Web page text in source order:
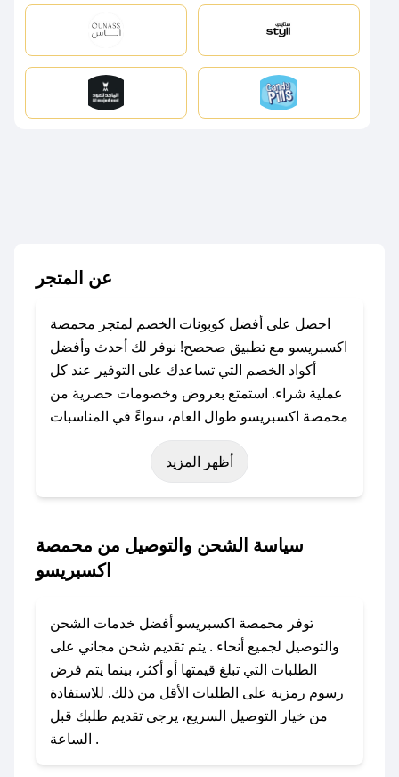
عن المتجر
احصل على أفضل كوبونات الخصم لمتجر محمصة
اكسبريسو مع تطبيق صحصح! نوفر لك أحدث وأفضل
أكواد الخصم التي تساعدك على التوفير عند كل
عملية شراء. استمتع بعروض وخصومات حصرية من
محمصة اكسبريسو طوال العام، سواءً في المناسبات
مثل عيد الفطر، عيد الأضحى، الجمعة البيضاء (شهر
نوفمبر)، رمضان، اليوم الوطني، يوم التأسيس، أو
حتى عروض خاصة أخرى.
اكسبريسو؟
باستخدام تطبيق صحصح، يمكنك العثور بسهولة على
الكوبون، تواصل معنا عبر تويتر أو البريد الإلكتروني
لإضافته بسرعة.
### كيفية استخدام كود خصم محمصة اكسبريسو؟
1. انسخ كود الخصم من تطبيق صحصح.
2. الصقه في خانة الدفع عند التسوق من محمصة
اكسبريسو.
أظهر المزيد
سياسة الشحن والتوصيل من محمصة
اكسبريسو
توفر محمصة اكسبريسو أفضل خدمات الشحن
والتوصيل لجميع أنحاء . يتم تقديم شحن مجاني على
الطلبات التي تبلغ قيمتها أو أكثر، بينما يتم فرض
رسوم رمزية على الطلبات الأقل من ذلك. للاستفادة
من خيار التوصيل السريع، يرجى تقديم طلبك قبل
الساعة .